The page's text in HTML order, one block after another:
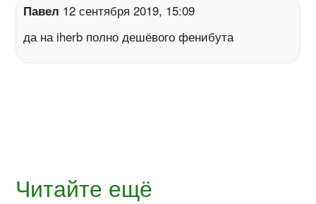
Павел 12 сентября 2019, 15:09
да на iherb полно дешёвого фенибута
Читайте ещё